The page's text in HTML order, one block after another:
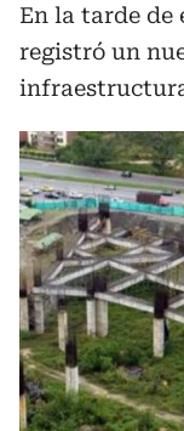
En la tarde de
registró un